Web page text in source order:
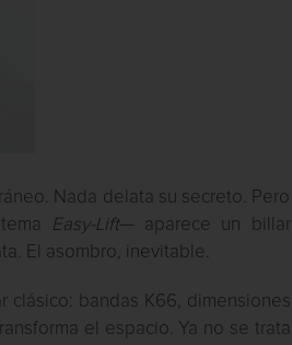
Nada delata su secreto. Pero
Easy-Lift— aparece un billar
El asombro, inevitable.
clásico: bandas K66, dimensiones
el espacio. Ya no se trata